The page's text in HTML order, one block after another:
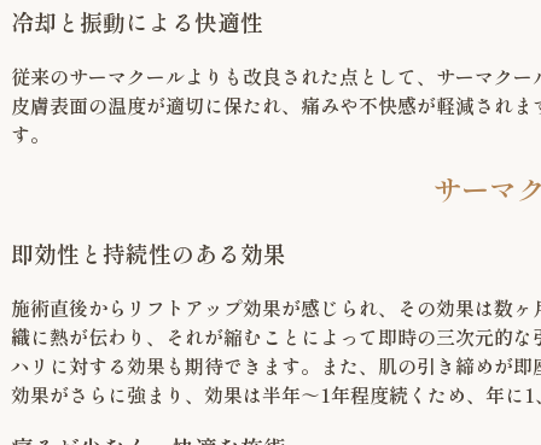
冷却と振動による快適性
従来のサーマクールよりも改良された点として、サーマク
皮膚表面の温度が適切に保たれ、痛みや不快感が軽減され
す。
サーマ
即効性と持続性のある効果
施術直後からリフトアップ効果が感じられ、その効果は数
織に熱が伝わり、それが縮むことによって即時の三次元的
ハリに対する効果も期待できます。また、肌の引き締めが
効果がさらに強まり、効果は半年～1年程度続くため、年に